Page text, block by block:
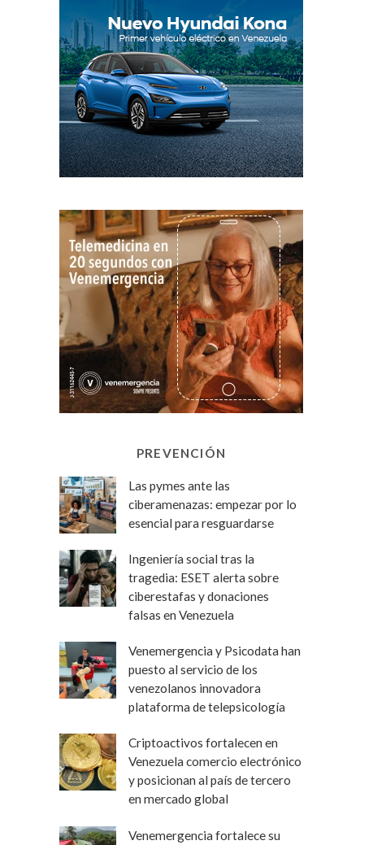
PREVENCIÓN
Las pymes ante las
ciberamenazas: empezar por lo
esencial para resguardarse
Ingeniería social tras la
tragedia: ESET alerta sobre
ciberestafas y donaciones
falsas en Venezuela
Venemergencia y Psicodata han
puesto al servicio de los
venezolanos innovadora
plataforma de telepsicología
Criptoactivos fortalecen en
Venezuela comercio electrónico
y posicionan al país de tercero
en mercado global
Venemergencia fortalece su